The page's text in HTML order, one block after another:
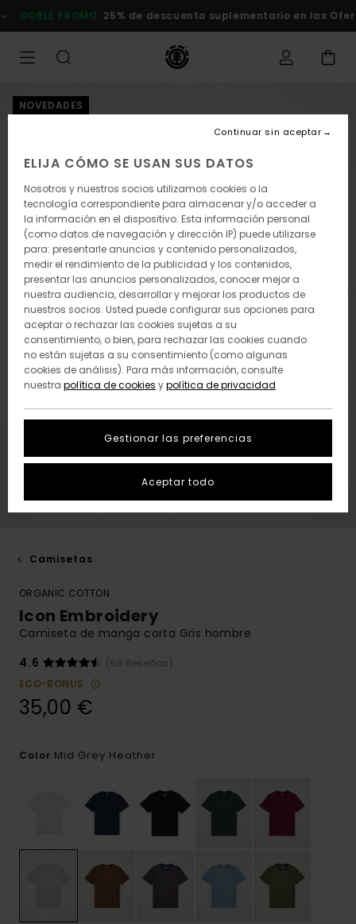
a
la
PROMO 25% de descuento suplementario en las Ofertas
NOVEDADES
Camisetas
ORGANIC COTTON
Icon Embroidery
Camiseta de manga corta Gris hombre
4.6
(68 Reseñas)
ECO-BONUS
35,00 €
Color Mid Grey Heather
ELIJA CÓMO SE USAN SUS DATOS
Nosotros y nuestros socios utilizamos cookies o la
tecnología correspondiente para almacenar y/o acceder a
la información en el dispositivo. Esta información personal
(como datos de navegación y dirección IP) puede utilizarse
para: presentarle anuncios y contenido personalizados,
medir el rendimiento de la publicidad y los contenidos,
presentar las anuncios personalizados, conocer mejor a
nuestra audiencia, desarrollar y mejorar los productos de
nuestros socios. Usted puede configurar sus opciones para
aceptar o rechazar las cookies sujetas a su
consentimiento, o bien, para rechazar las cookies cuando
no están sujetas a su consentimiento (como algunas
cookies de análisis). Para más información, consulte
nuestra política de cookies ypolítica de privacidad
Gestionar las preferencias
Continuar sin aceptar
Aceptar todo